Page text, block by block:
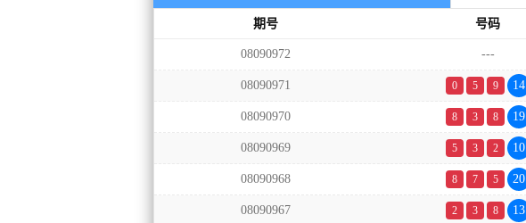
期号 号码
08090972 ---
08090971 0 5 9 14
08090970 8 3 8 19
08090969 5 3 2 10
08090968 8 7 5 20
08090967 2 3 8 13